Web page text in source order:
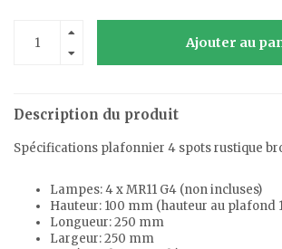
Ajouter au
Description du produit
Spécifications plafonnier 4 spots rustique
Lampes: 4 x MR11 G4 (non incluses)
Hauteur: 100 mm (hauteur au plafond
Longueur: 250 mm
Largeur: 250 mm